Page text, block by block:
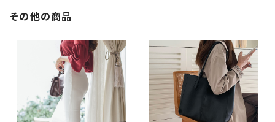
トコーデ ゆったり 体型カバー カ
ジュアル オフィスカジュアル ア
ーキング オフィス 定番 大人 リ
ゾート 海 プール お出かけ デー
ト S M L XL 10代 20代 30代
40代 C-PSS1015
その他の商品